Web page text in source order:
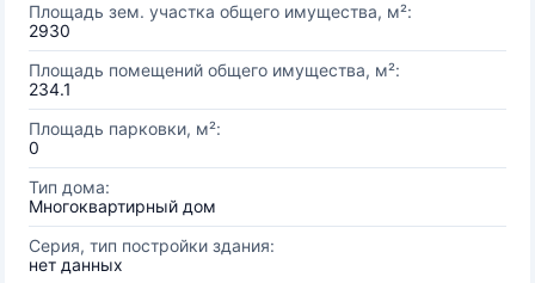
Площадь зем. участка общего имущества, м²:
2930
Площадь помещений общего имущества, м²:
234.1
Площадь парковки, м²:
0
Тип дома:
Многоквартирный дом
Серия, тип постройки здания:
нет данных